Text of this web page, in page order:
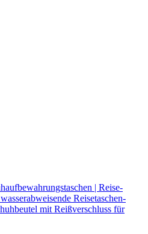
| Reise-
Reisetaschen-
mit Reißverschluss für